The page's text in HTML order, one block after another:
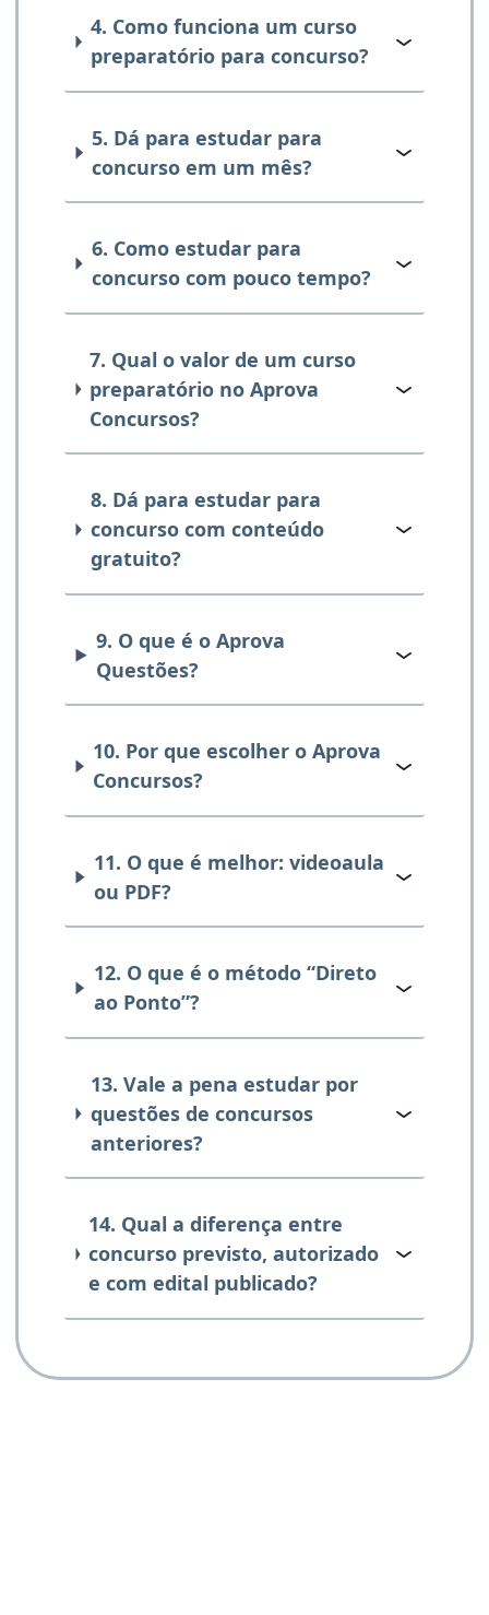
4. Como funciona um curso
preparatório para concurso?
5. Dá para estudar para
concurso em um mês?
6. Como estudar para
concurso com pouco tempo?
7. Qual o valor de um curso
preparatório no Aprova
Concursos?
8. Dá para estudar para
concurso com conteúdo
gratuito?
9. O que é o Aprova
Questões?
10. Por que escolher o Aprova
Concursos?
11. O que é melhor: videoaula
ou PDF?
12. O que é o método “Direto
ao Ponto”?
13. Vale a pena estudar por
questões de concursos
anteriores?
14. Qual a diferença entre
concurso previsto, autorizado
e com edital publicado?